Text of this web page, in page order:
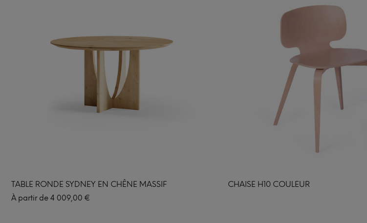
TABLE RONDE SYDNEY EN CHÊNE MASSIF
À partir de 4 009,00 €
CHAISE H10 COULEUR